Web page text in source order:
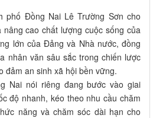
phố Đồng Nai Lê Trường Sơn cho
cao chất lượng cuộc sống của
lớn của Đảng và Nhà nước, đồng
nhân văn sâu sắc trong chiến lược
đảm an sinh xã hội bền vững.
Nai nói riêng đang bước vào giai
độ nhanh, kéo theo nhu cầu chăm
năng và chăm sóc dài hạn cho